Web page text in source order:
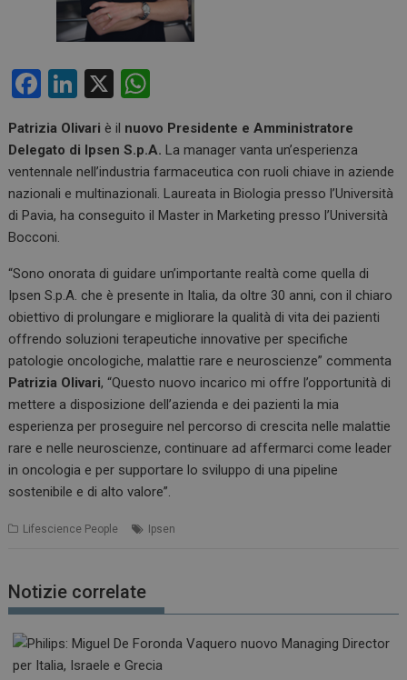
F
ce
b
o
o
Li
ke
dI
n
X
at
s
A
p
Patrizia Olivari è il nuovo Presidente e Amministratore
Delegato di Ipsen S.p.A. La manager vanta un’esperienza
ventennale nell’industria farmaceutica con ruoli chiave in aziende
nazionali e multinazionali. Laureata in Biologia presso l’Università
di Pavia, ha conseguito il Master in Marketing presso l’Università
Bocconi.
“Sono onorata di guidare un’importante realtà come quella di
Ipsen S.p.A. che è presente in Italia, da oltre 30 anni, con il chiaro
obiettivo di prolungare e migliorare la qualità di vita dei pazienti
offrendo soluzioni terapeutiche innovative per specifiche
patologie oncologiche, malattie rare e neuroscienze” commenta
Patrizia Olivari, “Questo nuovo incarico mi offre l’opportunità di
mettere a disposizione dell’azienda e dei pazienti la mia
esperienza per proseguire nel percorso di crescita nelle malattie
rare e nelle neuroscienze, continuare ad affermarci come leader
in oncologia e per supportare lo sviluppo di una pipeline
sostenibile e di alto valore”.
Lifescience People Ipsen
Notizie correlate